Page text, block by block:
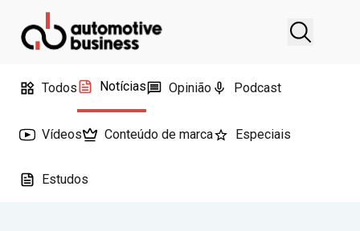
Todos Notícias Opinião Podcast
Vídeos Conteúdo de marca Especiais
Estudos